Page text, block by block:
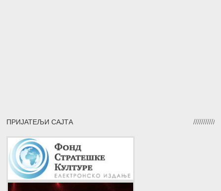
ПРИЈАТЕЉИ САЈТА